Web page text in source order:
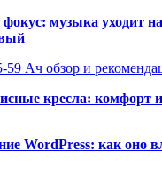
музыка уходит
59 Ач обзор и
кресла: комфорт
WordPress: как оно